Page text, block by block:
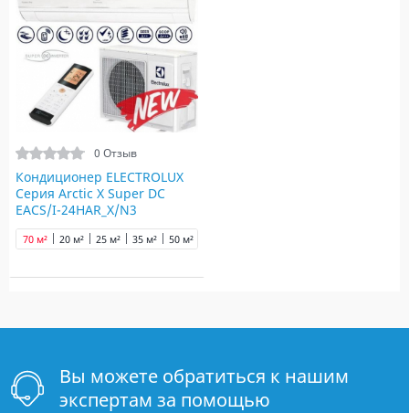
0 Отзыв
Кондиционер ELECTROLUX
Серия Arctic X Super DC
EACS/I-24HAR_X/N3
20 м² 25 м² 35 м² 50 м²
70 м²
Вы можете обратиться к нашим
экспертам за помощью